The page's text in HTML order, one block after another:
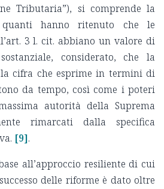
Tributaria”), si comprende la
quanti hanno ritenuto che le
3 l. cit. abbiano un valore di
considerato, che la
cifra che esprime in termini di
da tempo, così come i poteri
autorità della Suprema
rimarcati dalla specifica
[9].
all’approccio resiliente di cui
delle riforme è dato oltre